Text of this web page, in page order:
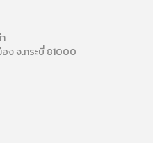
ง จ.กระบี่ 81000